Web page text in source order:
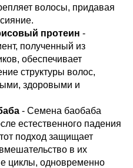
волосы, придавая
протеин -
полученный из
обеспечивает
структуры волос,
здоровыми и
- Семена баобаба
естественного падения
подход защищает
в их
циклы, одновременно